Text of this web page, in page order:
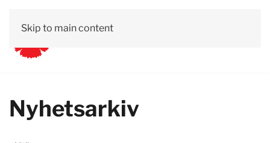
Skip to main content
Nyhetsarkiv